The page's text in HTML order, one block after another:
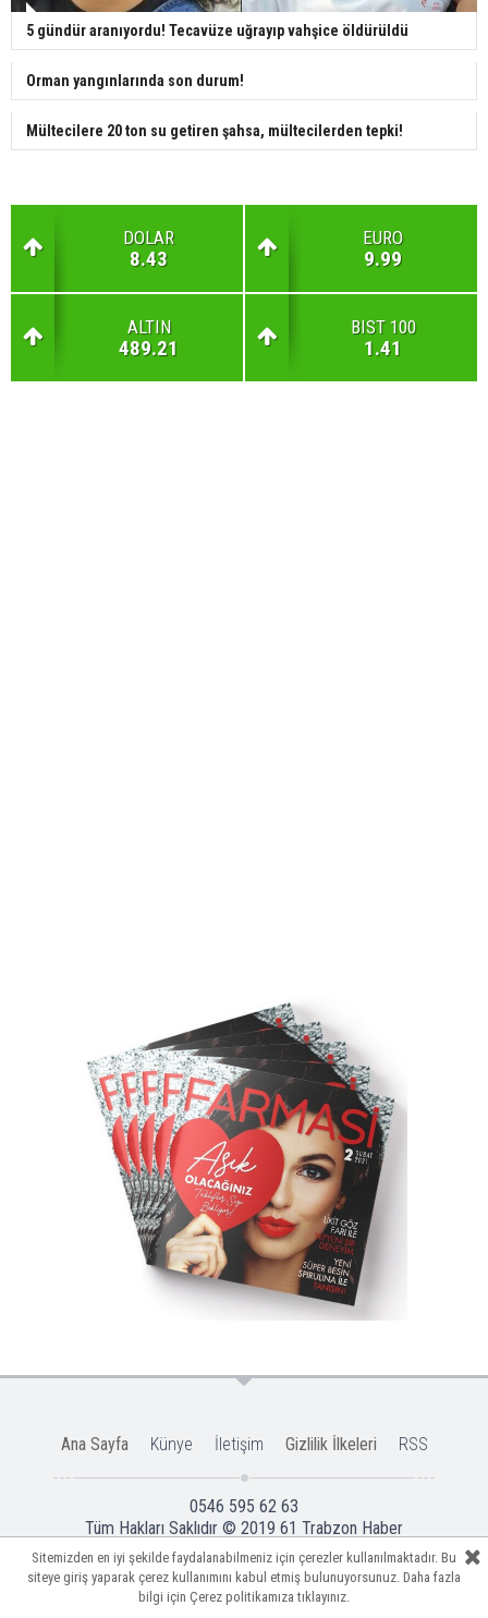
5 gündür aranıyordu! Tecavüze uğrayıp vahşice öldürüldü
Orman yangınlarında son durum!
Mültecilere 20 ton su getiren şahsa, mültecilerden tepki!
DOLAR
8.43
EURO
9.99
ALTIN
489.21
BIST 100
1.41
Ana Sayfa Künye İletişim Gizlilik İlkeleri RSS
0546 595 62 63
Tüm Hakları Saklıdır © 2019 61 Trabzon Haber
Sitemizden en iyi şekilde faydalanabilmeniz için çerezler kullanılmaktadır. Bu
siteye giriş yaparak çerez kullanımını kabul etmiş bulunuyorsunuz. Daha fazla
bilgi için Çerez politikamıza tıklayınız.
Sitemizden en iyi şekilde faydalanabilmeniz için çerezler kullanılmaktadır. Bu
siteye giriş yaparak çerez kullanımını kabul etmiş bulunuyorsunuz. Daha fazla
bilgi için Çerez politikamıza tıklayınız.
Sitemizden en iyi şekilde faydalanabilmeniz için çerezler kullanılmaktadır. Bu
siteye giriş yaparak çerez kullanımını kabul etmiş bulunuyorsunuz. Daha fazla
bilgi için Çerez politikamıza tıklayınız.